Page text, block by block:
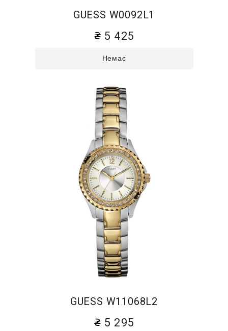
GUESS W0092L1
5 425
Немає
GUESS W11068L2
5 295